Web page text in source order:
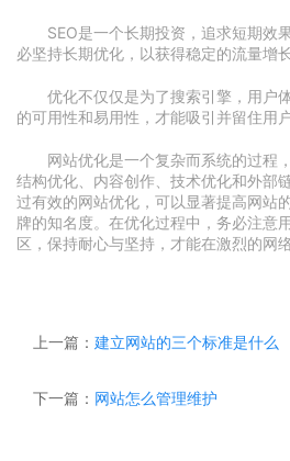
SEO是一个长期投资，追求短期效
必坚持长期优化，以获得稳定的流量增长
优化不仅仅是为了搜索引擎，用户
的可用性和易用性，才能吸引并留住用户
网站优化是一个复杂而系统的过程
结构优化、内容创作、技术优化和外部
过有效的网站优化，可以显著提高网站
牌的知名度。在优化过程中，务必注意
区，保持耐心与坚持，才能在激烈的网
上一篇： 建立网站的三个标准是什么
下一篇： 网站怎么管理维护